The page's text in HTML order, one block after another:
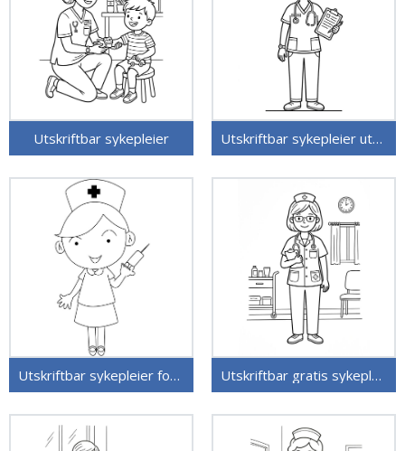
Utskriftbar sykepleier Utskriftbar sykepleier uten kostnad
Utskriftbar sykepleier for barn Utskriftbar gratis sykepleier